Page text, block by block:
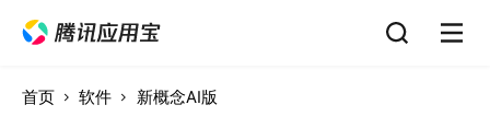
首页 软件 新概念AI版